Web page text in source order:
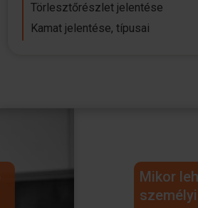
Törlesztőrészlet jelentése
Kamat jelentése, típusai
Mikor lehet jó
személyi